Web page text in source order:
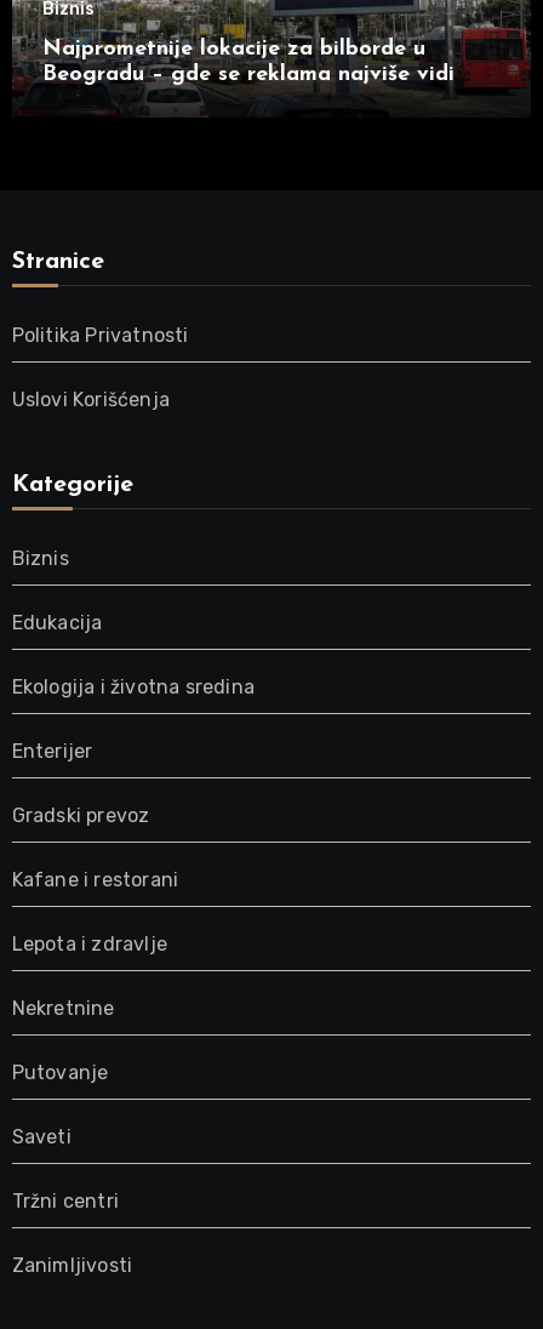
Biznis
Najprometnije lokacije za bilborde u
Beogradu – gde se reklama najviše vidi
Stranice
Politika Privatnosti
Uslovi Korišćenja
Kategorije
Biznis
Edukacija
Ekologija i životna sredina
Enterijer
Gradski prevoz
Kafane i restorani
Lepota i zdravlje
Nekretnine
Putovanje
Saveti
Tržni centri
Zanimljivosti